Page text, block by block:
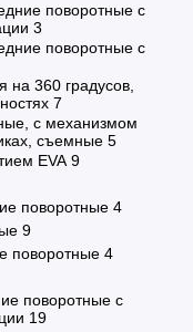
поворотные с
3
поворотные с
на 360 градусов,
7
с механизмом
съемные 5
EVA 9
поворотные 4
9
поворотные 4
поворотные с
19